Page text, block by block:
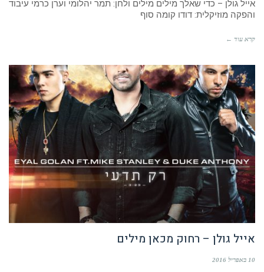
אייל גולן – כדי שאלך מילים מילים ולחן: תמר יהלומי וערן כרמי עיבוד
והפקה מוזיקלית: דודו קומה סוף
קרא עוד ←
אייל גולן – רחוק מכאן מילים
10 באפריל 2016